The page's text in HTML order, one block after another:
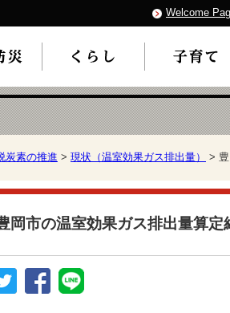
Welcome
炭素の推進 > 現状（温室効果ガス排出量） >
岡市の温室効果ガス排出量算定